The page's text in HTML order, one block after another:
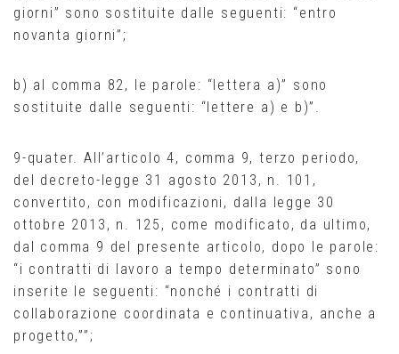
giorni” sono sostituite dalle seguenti: “entro
novanta giorni”;
b) al comma 82, le parole: “lettera a)” sono
sostituite dalle seguenti: “lettere a) e b)”.
9-quater. All’articolo 4, comma 9, terzo periodo,
del decreto-legge 31 agosto 2013, n. 101,
convertito, con modificazioni, dalla legge 30
ottobre 2013, n. 125, come modificato, da ultimo,
dal comma 9 del presente articolo, dopo le parole:
“i contratti di lavoro a tempo determinato” sono
inserite le seguenti: “nonché i contratti di
collaborazione coordinata e continuativa, anche a
progetto,””;